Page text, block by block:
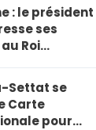
: le président
ses
Roi…
Settat se
Carte
pour…